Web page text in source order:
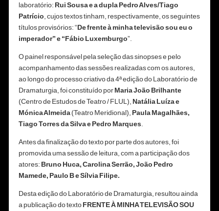
laboratório: Rui Sousa e a dupla Pedro Alves/Tiago
Patrício , cujos textos tinham, respectivamente, os seguintes
títulos provisórios: “De frente à minha televisão sou eu o
imperador” e “Fábio Luxemburgo”.
O painel responsável pela seleção das sinopses e pelo
acompanhamento das sessões realizadas com os autores,
ao longo do processo criativo da 4ª edição do Laboratório de
Dramaturgia, foi constituído porMaria João Brilhante
(Centro de Estudos de Teatro / FLUL), Natália Luíza e
Mónica Almeida(Teatro Meridional), Paula Magalhães,
Tiago Torres da Silva e Pedro Marques
Antes da finalização do texto por parte dos autores, foi
promovida uma sessão de leitura, com a participação dos
atores: Bruno Huca, Carolina Serrão, João Pedro
Mamede, Paulo B e Sílvia Filipe.
Desta edição do Laboratório de Dramaturgia, resultou ainda
a publicação do textoFRENTE À MINHA TELEVISÃO SOU